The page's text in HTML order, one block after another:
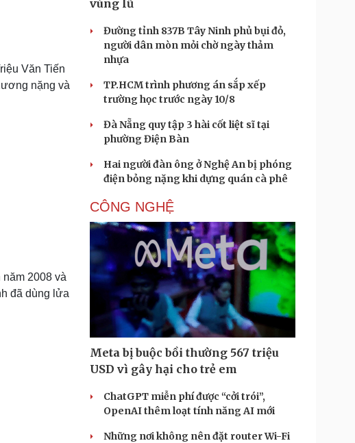
Văn Tiến
nặng và
2008 và
đã dùng lửa
vùng lũ
Đường tỉnh 837B Tây Ninh phủ bụi đỏ,
người dân mòn mỏi chờ ngày thảm
nhựa
TP.HCM trình phương án sắp xếp
trường học trước ngày 10/8
Đà Nẵng quy tập 3 hài cốt liệt sĩ tại
phường Điện Bàn
Hai người đàn ông ở Nghệ An bị phóng
điện bỏng nặng khi dựng quán cà phê
CÔNG NGHỆ
Meta bị buộc bồi thường 567 triệu
USD vì gây hại cho trẻ em
ChatGPT miễn phí được “cởi trói”,
OpenAI thêm loạt tính năng AI mới
Những nơi không nên đặt router Wi-Fi